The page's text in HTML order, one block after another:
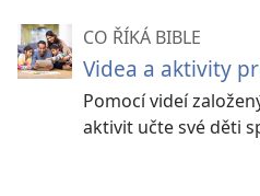
CO ŘÍKÁ BIBLE
Videa a aktivity
Pomocí videí
aktivit učte své děti